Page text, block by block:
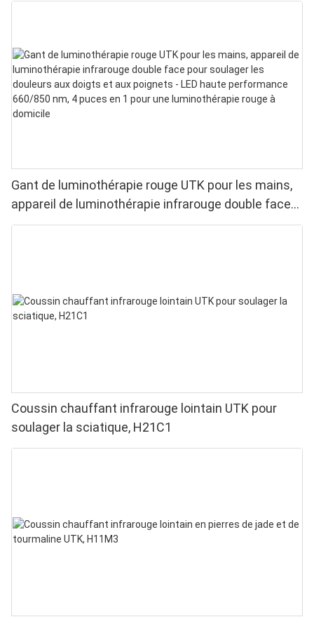
Gant de luminothérapie rouge UTK pour les mains,
appareil de luminothérapie infrarouge double face
pour soulager les douleurs aux doigts et aux
Coussin chauffant infrarouge lointain UTK pour
soulager la sciatique, H21C1